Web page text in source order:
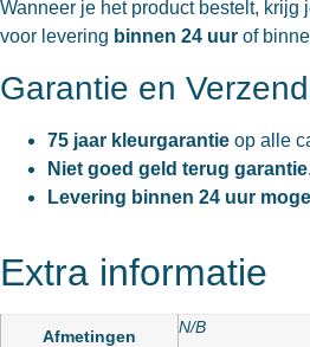
Wanneer je het product bestelt, krijg
voor levering binnen 24 uur of
Garantie en
75 jaar kleurgarantie op alle
Niet goed geld terug garantie.
Levering binnen 24 uur
Extra informatie
Afmetingen N/B